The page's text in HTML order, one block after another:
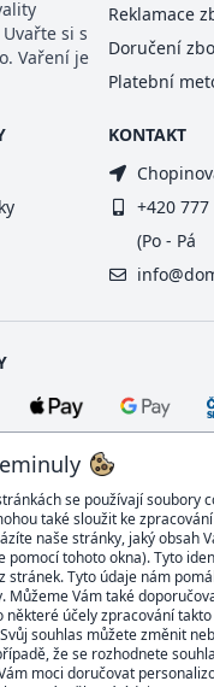
se používají soubory
také sloužit ke
naše stránky, jaký obsah
pomocí tohoto okna). Tyto
stránek. Tyto údaje nám
Můžeme Vám také
některé účely zpracování
souhlas můžete změnit
že se rozhodnete
moci doručovat
si s
Vaření je
Reklamace
Doručení
Platební
KONTAKT
+420
(Po - Pá